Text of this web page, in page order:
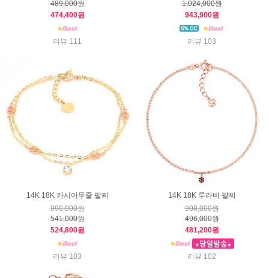
489,000원
474,400원
리뷰 111
1,024,000원
943,900원
리뷰 103
14K 18K 카시아두줄 팔찌
990,000원
541,000원
524,800원
리뷰 103
14K 18K 루라비 팔찌
908,000원
496,000원
481,200원
리뷰 102